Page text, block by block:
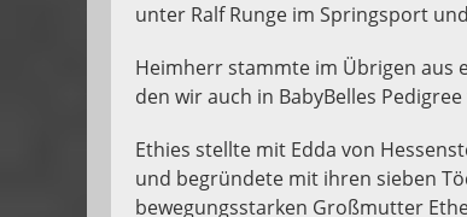
unter Ralf Runge im Springsport
Heimherr stammte im Übrigen aus
den wir auch in BabyBelles
Ethies stellte mit Edda von
und begründete mit ihren sieben
bewegungsstarken Großmutter